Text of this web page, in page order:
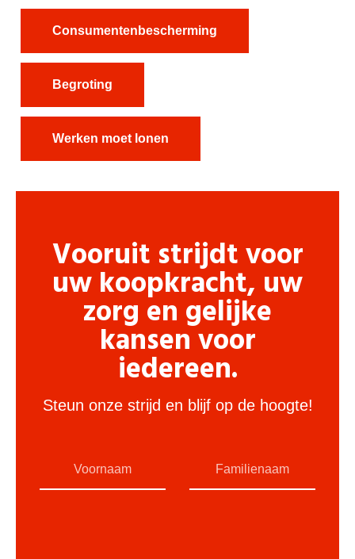
Consumentenbescherming
Begroting
Werken moet lonen
Vooruit strijdt voor
uw koopkracht, uw
zorg en gelijke
kansen voor
iedereen.
Steun onze strijd en blijf op de hoogte!